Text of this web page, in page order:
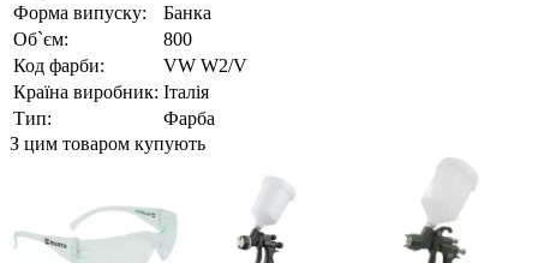
Форма випуску:
Банка
Об`єм:
800
Код фарби:
VW W2/V
Країна виробник: Італія
Тип:
Фарба
З цим товаром купують